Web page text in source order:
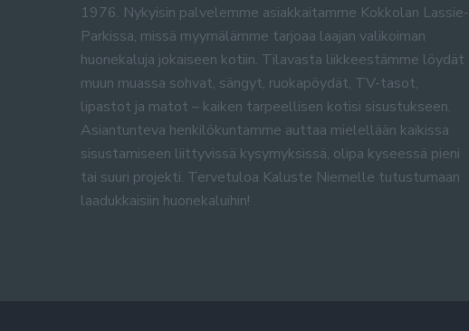
1976. Nykyisin palvelemme asiakkaitamme Kokkolan Lassie-
Parkissa, missä myymälämme tarjoaa laajan valikoiman
huonekaluja jokaiseen kotiin. Tilavasta liikkeestämme löydät
muun muassa sohvat, sängyt, ruokapöydät, TV-tasot,
lipastot ja matot – kaiken tarpeellisen kotisi sisustukseen.
Asiantunteva henkilökuntamme auttaa mielellään kaikissa
sisustamiseen liittyvissä kysymyksissä, olipa kyseessä pieni
tai suuri projekti. Tervetuloa Kaluste Niemelle tutustumaan
laadukkaisiin huonekaluihin!